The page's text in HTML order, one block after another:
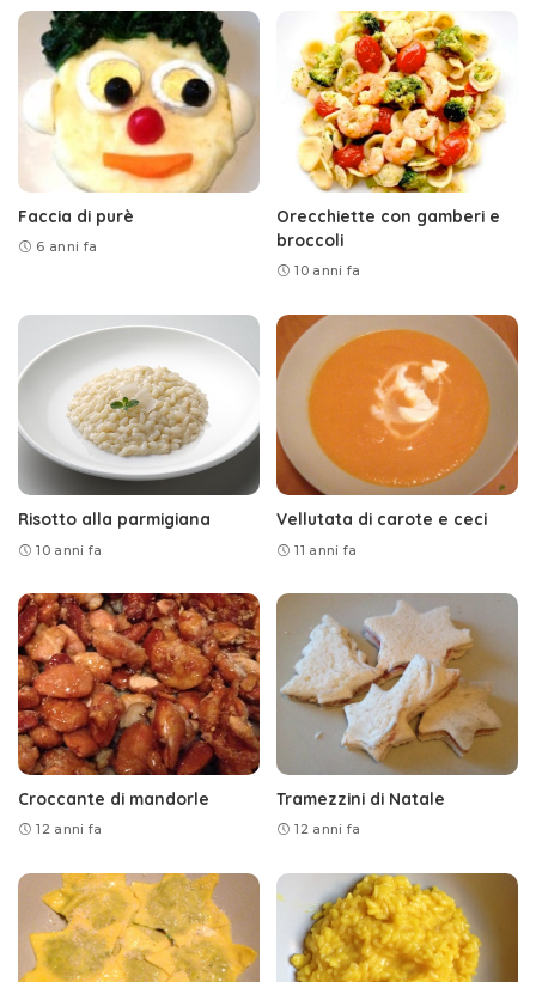
Faccia di purè
6 anni fa
Orecchiette con gamberi e
broccoli
10 anni fa
Risotto alla parmigiana
10 anni fa
Vellutata di carote e ceci
11 anni fa
Croccante di mandorle
12 anni fa
Tramezzini di Natale
12 anni fa